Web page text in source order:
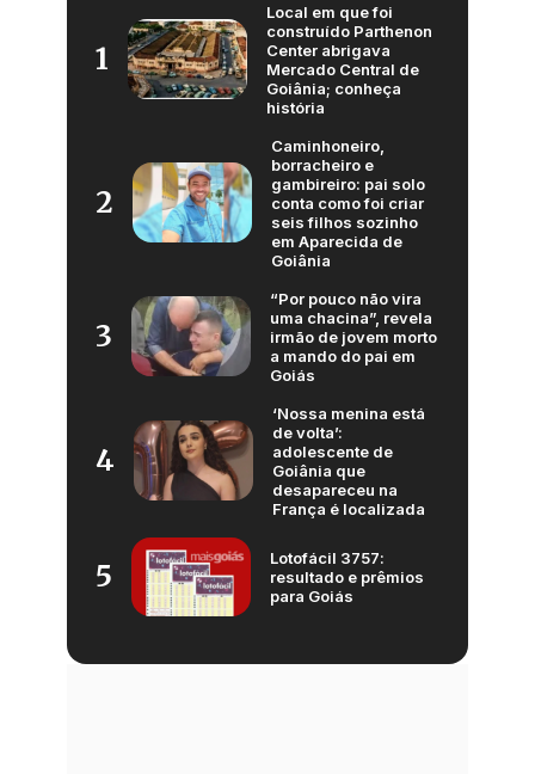
1
Local em que foi
construído Parthenon
Center abrigava
Mercado Central de
Goiânia; conheça
história
2
Caminhoneiro,
borracheiro e
gambireiro: pai solo
conta como foi criar
seis filhos sozinho
em Aparecida de
Goiânia
3
“Por pouco não vira
uma chacina”, revela
irmão de jovem morto
a mando do pai em
Goiás
4
‘Nossa menina está
de volta’:
adolescente de
Goiânia que
desapareceu na
França é localizada
5
Lotofácil 3757:
resultado e prêmios
para Goiás